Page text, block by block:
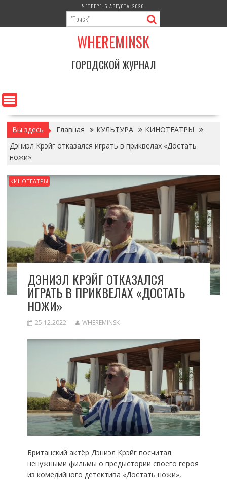
содержимому
ЧЕТВЕРГ, 6 АВГУСТА, 2026
WHEREMINSK
ГОРОДСКОЙ ЖУРНАЛ
Вы здесь Главная КУЛЬТУРА
КИНОТЕАТРЫ
Дэниэл Крэйг отказался играть в приквелах «Достать
ножи»
КИНОТЕАТРЫ
ДЭНИЭЛ КРЭЙГ ОТКАЗАЛСЯ
ИГРАТЬ В ПРИКВЕЛАХ «ДОСТАТЬ
НОЖИ»
25.12.2022 WHEREMINSK
Британский актёр Дэниэл Крэйг посчитал
ненужными фильмы о предыстории своего героя
из комедийного детектива «Достать ножи»,